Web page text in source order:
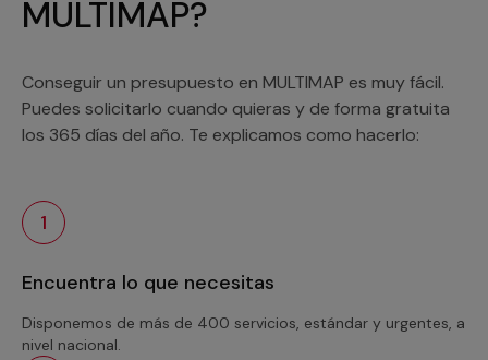
MULTIMAP?
Conseguir un presupuesto en MULTIMAP es muy fácil.
Puedes solicitarlo cuando quieras y de forma gratuita
los 365 días del año. Te explicamos como hacerlo:
1
Encuentra lo que necesitas
Disponemos de más de 400 servicios, estándar y urgentes, a
nivel nacional.